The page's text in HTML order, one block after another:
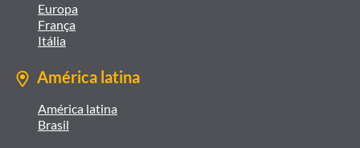
Europa
França
Itália
América latina
América latina
Brasil